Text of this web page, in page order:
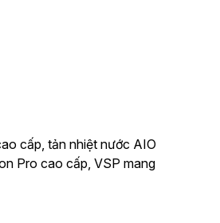
cấp, tản nhiệt nước AIO
Pro cao cấp, VSP mang